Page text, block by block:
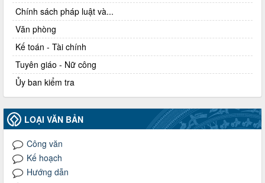
Chính sách pháp luật và...
Văn phòng
Kế toán - Tài chính
Tuyên giáo - Nữ công
Ủy ban kiểm tra
LOẠI VĂN BẢN
Công văn
Kế hoạch
Hướng dẫn